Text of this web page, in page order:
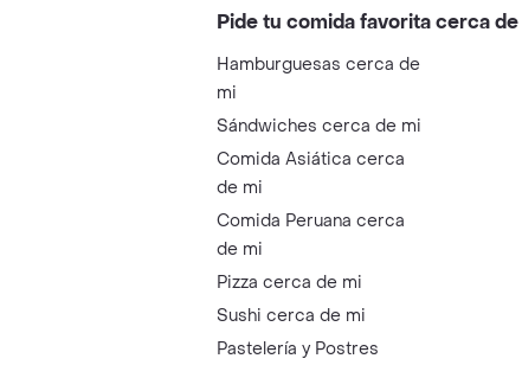
Pide tu comida favorita cerca
Hamburguesas cerca de
mi
Sándwiches cerca de mi
Comida Asiática cerca
de mi
Comida Peruana cerca
de mi
Pizza cerca de mi
Sushi cerca de mi
Pastelería y Postres